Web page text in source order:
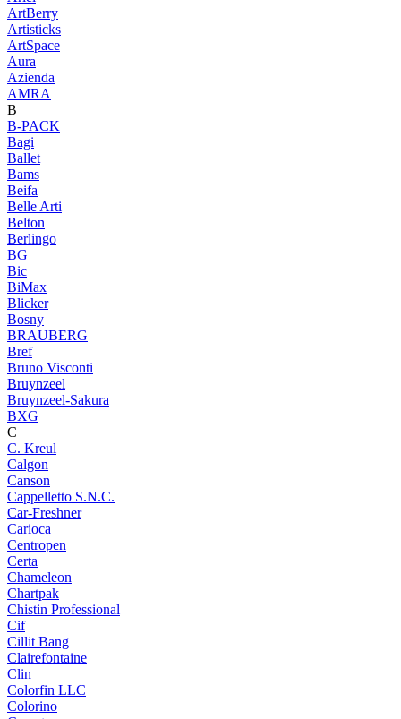
ArtBerry
Artisticks
ArtSpace
Aura
Azienda
AМRA
B
B-PACK
Bagi
Ballet
Bams
Beifa
Belle Arti
Belton
Berlingo
BG
Bic
BiMax
Blicker
Bosny
BRAUBERG
Bref
Bruno Visconti
Bruynzeel
Bruynzeel-Sakura
BXG
C
C. Kreul
Calgon
Canson
Cappelletto S.N.C.
Car-Freshner
Carioca
Centropen
Certa
Chameleon
Chartpak
Chistin Professional
Cif
Cillit Bang
Clairefontaine
Clin
Colorfin LLC
Colorino